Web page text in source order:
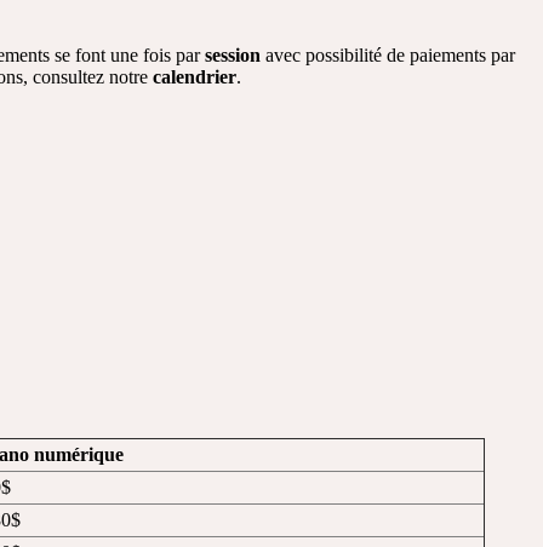
se font une fois parsession avec possibilité de paiements par
consultez notre calendrier.
numérique